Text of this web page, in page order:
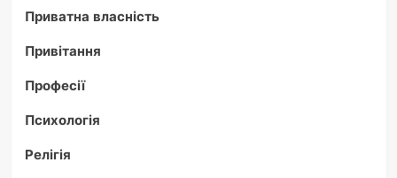
Приватна власність
Привітання
Професії
Психологія
Релігія